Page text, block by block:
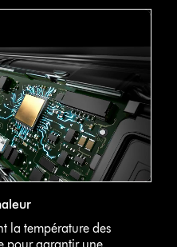
la température des
pour garantir une